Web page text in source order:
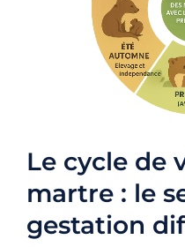
Le cycle de
martre : le
gestation